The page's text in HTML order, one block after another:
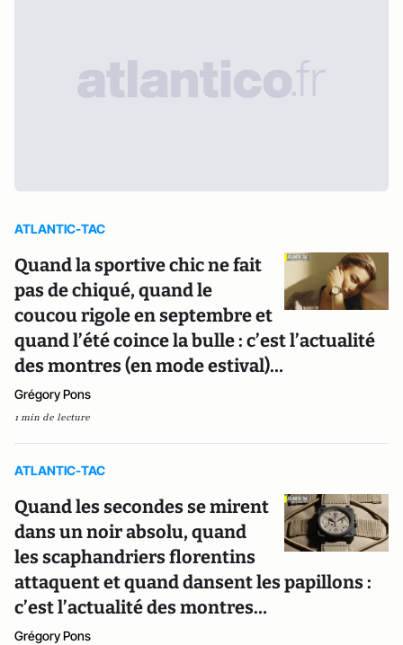
ATLANTIC-TAC
Quand la sportive chic ne fait
pas de chiqué, quand le
coucou rigole en septembre et
quand l’été coince la bulle : c’est l’actualité
des montres (en mode estival)…
Grégory Pons
1 min de lecture
ATLANTIC-TAC
Quand les secondes se mirent
dans un noir absolu, quand
les scaphandriers florentins
attaquent et quand dansent les papillons :
c’est l’actualité des montres…
Grégory Pons